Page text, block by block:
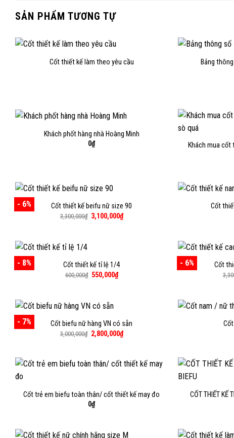
SẢN PHẨM TƯƠNG TỰ
Cốt thiết kế làm theo yêu cầu
Bảng
Khách phốt hàng nhà Hoàng Minh
0₫
Khách mua
- 6% Cốt thiết kế beifu nữ size 90
3,300,000₫ Giá
gốc
3,100,000₫Giá
hiện
Cốt
- 8% Cốt thiết kế tỉ lệ 1/4
600,000₫ Giá
550,000₫Giá
hiện
- 6% Cốt
- 7% Cốt biefu nữ hàng VN có sẵn
3,000,000₫ Giá
gốc
2,800,000₫Giá
hiện
2,800,000₫.
Cốt trẻ em biefu toàn thân/ cốt thiết kế may đo
0₫
CỐT THIẾT KẾ